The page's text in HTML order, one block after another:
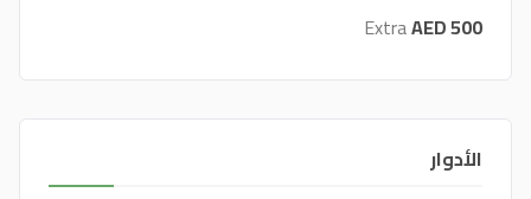
ExtraAED 500
الأدوار